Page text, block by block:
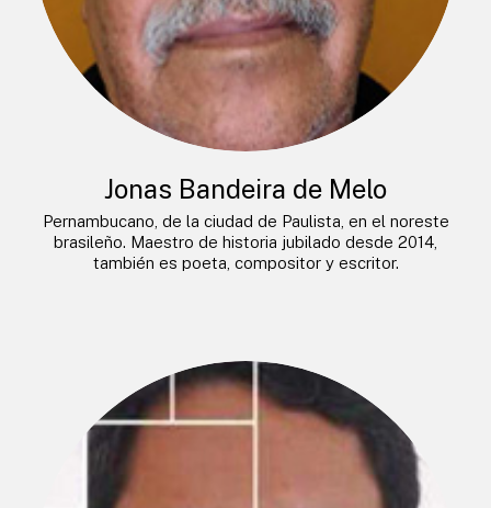
Jonas Bandeira de Melo
Pernambucano, de la ciudad de Paulista, en el noreste
brasileño. Maestro de historia jubilado desde 2014,
también es poeta, compositor y escritor.